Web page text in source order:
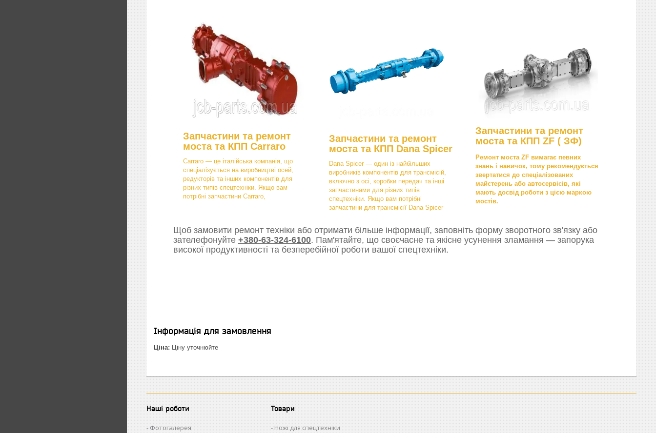
Запчастини та ремонт
моста та КПП Carraro
Carraro — це італійська компанія, що
спеціалізується на виробництві осей,
редукторів та інших компонентів для
різних типів спецтехніки. Якщо вам
потрібні запчастини Carraro,
Запчастини та ремонт
моста та КПП Dana Spicer
Dana Spicer — один із найбільших
виробників компонентів для трансмісій,
включно з осі, коробки передач та інші
запчастинами для різних типів
спецтехніки. Якщо вам потрібні
запчастини для трансмісії Dana Spicer
Запчастини та ремонт
моста та КПП ZF ( ЗФ)
Ремонт моста ZF вимагає певних
знань і навичок, тому рекомендується
звертатися до спеціалізованих
майстерень або автосервісів, які
мають досвід роботи з цією маркою
мостів.
Щоб замовити ремонт техніки або отримати більше інформації, заповніть форму зворотного зв'язку або
зателефонуйте +380-63-324-6100. Пам'ятайте, що своєчасне та якісне усунення зламання — запорука
високої продуктивності та безперебійної роботи вашої спецтехніки.
Інформація для замовлення
Ціна: Ціну уточнюйте
Наші роботи
Фотогалерея
Товари
Ножі для спецтехніки